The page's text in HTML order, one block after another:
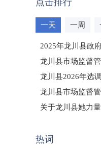
点击排行
一天 一周
2025年龙川县政
龙川县市场监督
龙川县2026年选
龙川县市场监督
（龙市监罚送告
关于龙川县她力
热词